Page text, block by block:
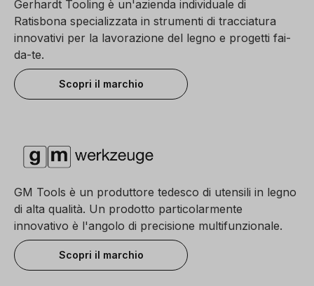
Gerhardt Tooling è un'azienda individuale di
Ratisbona specializzata in strumenti di tracciatura
innovativi per la lavorazione del legno e progetti fai-
da-te.
Scopri il marchio
GM Tools è un produttore tedesco di utensili in legno
di alta qualità. Un prodotto particolarmente
innovativo è l'angolo di precisione multifunzionale.
Scopri il marchio